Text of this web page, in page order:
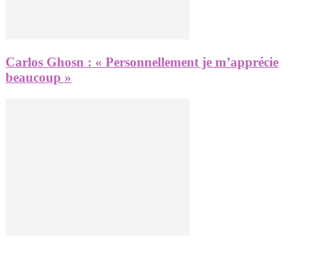
Carlos Ghosn : « Personnellement je m’apprécie
beaucoup »